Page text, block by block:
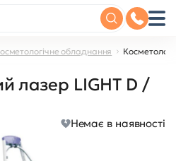
обладнання
лазер LIGHT D /
Немає в наявності